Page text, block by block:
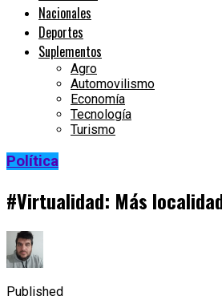
Nacionales
Deportes
Suplementos
Agro
Automovilismo
Economía
Tecnología
Turismo
Política
#Virtualidad: Más
Published